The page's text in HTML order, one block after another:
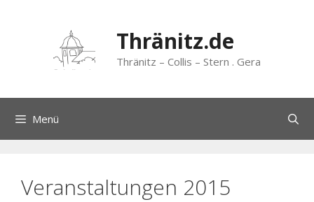
springen
Thränitz.de
Thränitz – Collis – Stern . Gera
Menü
Veranstaltungen 2015